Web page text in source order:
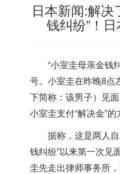
日本新闻:解决
钱纠纷”！
“小室圭母亲金钱纠
号。小室圭在昨晚8点
下简称：该男子）见
小室圭支付“解决金”的
据称，这是两人自
钱纠纷”以来第一次见
圭先走出律师事务所